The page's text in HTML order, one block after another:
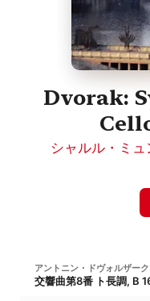
Dvorak:
シャルル・ミュ
アントニン・ドヴォルザーク